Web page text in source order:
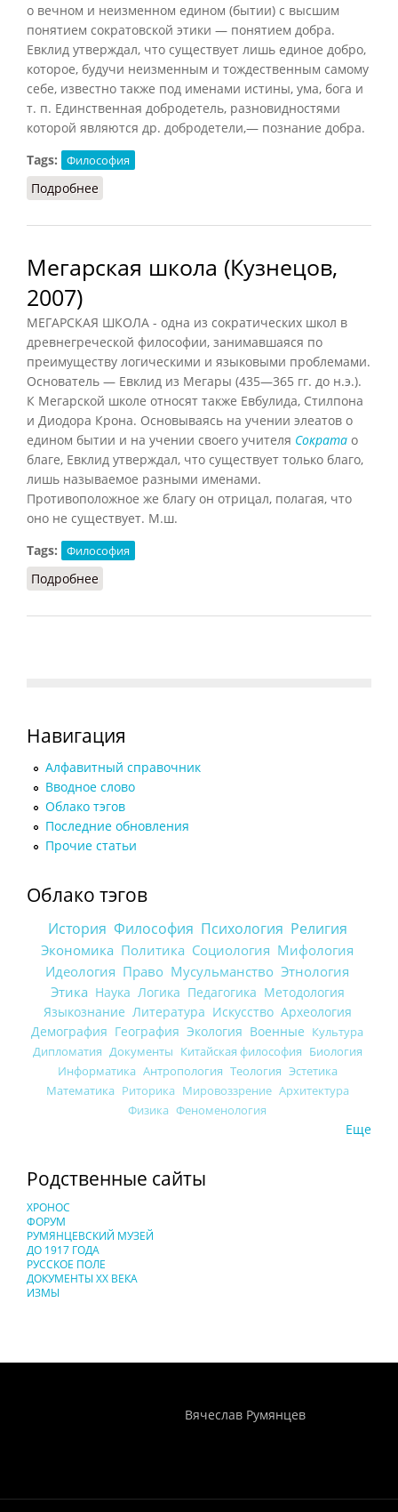
о вечном и неизменном едином (бытии) с высшим
понятием сократовской этики — понятием добра.
Евклид утверждал, что существует лишь единое добро,
которое, будучи неизменным и тождественным самому
себе, известно также под именами истины, ума, бога и
т. п. Единственная добродетель, разновидностями
которой являются др. добродетели,— познание добра.
Tags:
Философия
Подробнее
Мегарская школа (Кузнецов,
2007)
МЕГАРСКАЯ ШКОЛА - одна из сократических школ в
древнегреческой философии, занимавшаяся по
преимуществу логическими и языковыми проблемами.
Основатель — Евклид из Мегары (435—365 гг. до н.э.).
К Мегарской школе относят также Евбулида, Стилпона
и Диодора Крона. Основываясь на учении элеатов о
едином бытии и на учении своего учителя Сократа о
благе, Евклид утверждал, что существует только благо,
лишь называемое разными именами.
Противоположное же благу он отрицал, полагая, что
оно не существует. М.ш.
Tags:
Философия
Подробнее
Навигация
Алфавитный справочник
Вводное слово
Облако тэгов
Последние обновления
Прочие статьи
Облако тэгов
История Философия Психология Религия
Экономика Политика Социология Мифология
Идеология Право Мусульманство Этнология
Этика Наука Логика Педагогика Методология
Языкознание Литература Искусство Археология
Демография География Экология Военные Культура
Дипломатия Документы Китайская философия Биология
Информатика Антропология Теология Эстетика
Математика Риторика Мировоззрение Архитектура
Физика Феноменология
Еще
Родственные сайты
ХРОНОС
ФОРУМ
РУМЯНЦЕВСКИЙ МУЗЕЙ
ДО 1917 ГОДА
РУССКОЕ ПОЛЕ
ДОКУМЕНТЫ XX ВЕКА
ИЗМЫ
Вячеслав Румянцев